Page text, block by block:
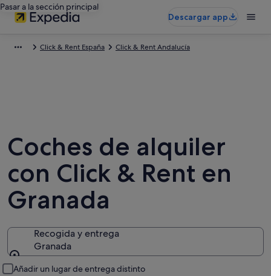
Pasar a la sección principal
Descargar app
Click & Rent España Click & Rent Andalucía
Coches de alquiler
con Click & Rent en
Granada
Recogida y entrega
Granada
Añadir un lugar de entrega distinto